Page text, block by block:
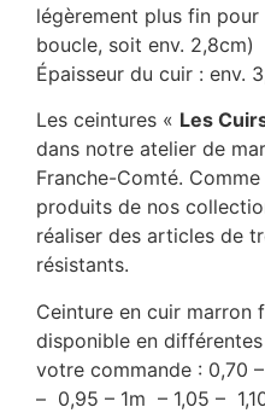
légèrement plus fin
boucle, soit env. 2,8cm)
Épaisseur du cuir : env.
Les ceintures « Les
dans notre atelier de
Franche-Comté.
produits de nos
réaliser des articles de
résistants.
Ceinture en cuir marron
disponible en
votre commande : 0,70
– 0,95 – 1m – 1,05 –